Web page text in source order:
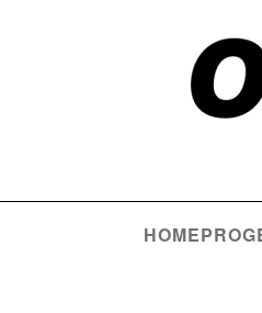
HOME